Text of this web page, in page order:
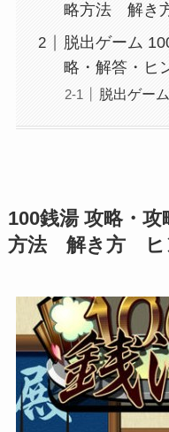
略方法 解き
脱出ゲーム
略・解答・ヒ
脱出ゲー
100銭湯 攻略・
方法 解き方 ヒ